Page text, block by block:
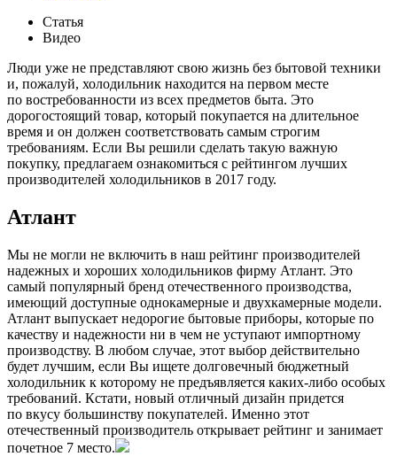
Статья
Видео
Люди уже не представляют свою жизнь без бытовой техники
и, пожалуй, холодильник находится на первом месте
по востребованности из всех предметов быта. Это
дорогостоящий товар, который покупается на длительное
время и он должен соответствовать самым строгим
требованиям. Если Вы решили сделать такую важную
покупку, предлагаем ознакомиться с рейтингом лучших
производителей холодильников в 2017 году.
Атлант
Мы не могли не включить в наш рейтинг производителей
надежных и хороших холодильников фирму Атлант. Это
самый популярный бренд отечественного производства,
имеющий доступные однокамерные и двухкамерные модели.
Атлант выпускает недорогие бытовые приборы, которые по
качеству и надежности ни в чем не уступают импортному
производству. В любом случае, этот выбор действительно
будет лучшим, если Вы ищете долговечный бюджетный
холодильник к которому не предъявляется каких-либо особых
требований. Кстати, новый отличный дизайн придется
по вкусу большинству покупателей. Именно этот
отечественный производитель открывает рейтинг и занимает
почетное 7 место.